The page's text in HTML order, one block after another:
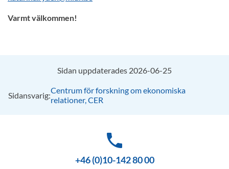
Varmt välkommen!
Sidan uppdaterades 2026-06-25
Sidansvarig:Centrum för forskning om ekonomiska
relationer, CER
phone
+46 (0)10-142 80 00